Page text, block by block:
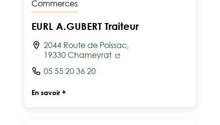
Commerces
EURL A.GUBERT Traiteur
2044 Route de Poissac,
19330 Chameyrat
05 55 20 36 20
En savoir +